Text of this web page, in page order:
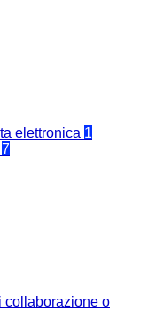
elettronica 1
7
collaborazione o